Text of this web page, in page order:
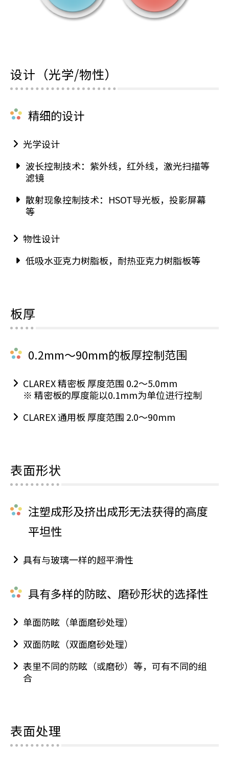
设计（光学/物性）
精细的设计
光学设计
波长控制技术：紫外线，红外线，激光扫描等
滤镜
散射现象控制技术：HSOT导光板，投影屏幕
等
物性设计
低吸水亚克力树脂板，耐热亚克力树脂板等
板厚
0.2mm～90mm的板厚控制范围
CLAREX 精密板 厚度范围 0.2～5.0mm
※ 精密板的厚度能以0.1mm为单位进行控制
CLAREX 通用板 厚度范围 2.0～90mm
表面形状
注塑成形及挤出成形无法获得的高度
平坦性
具有与玻璃一样的超平滑性
具有多样的防眩、磨砂形状的选择性
单面防眩（单面磨砂处理）
双面防眩（双面磨砂处理）
表里不同的防眩（或磨砂）等，可有不同的组
合
表面处理